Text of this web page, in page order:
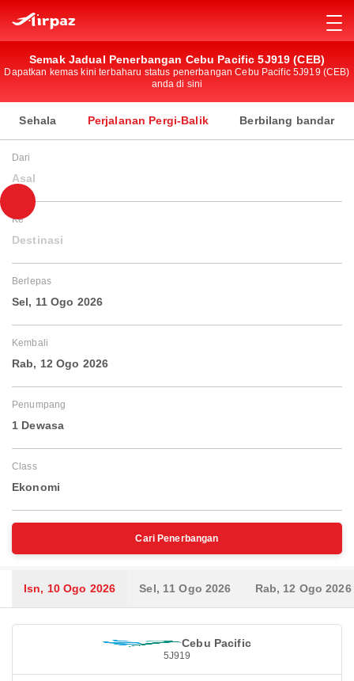
Semak Jadual Penerbangan Cebu Pacific 5J919 (CEB)
Dapatkan kemas kini terbaharu status penerbangan Cebu Pacific 5J919 (CEB)
anda di sini
Sehala Perjalanan Pergi-Balik Berbilang bandar
Dari
Asal
Ke
Destinasi
Berlepas
Sel, 11 Ogo 2026
Kembali
Rab, 12 Ogo 2026
Penumpang
1 Dewasa
Class
Ekonomi
Cari Penerbangan
Isn, 10 Ogo 2026 Sel, 11 Ogo 2026 Rab, 12 Ogo 2026
Cebu Pacific
5J919